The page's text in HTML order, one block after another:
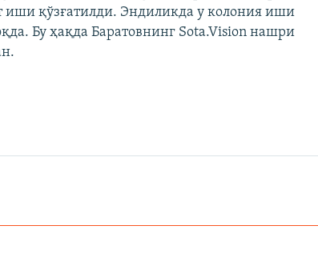
иши қўзғатилди. Эндиликда у колония иши
Бу ҳақда Баратовнинг Sota.Vision нашри